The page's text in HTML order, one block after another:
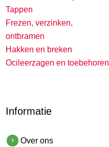
Tappen
Frezen, verzinken,
ontbramen
Hakken en breken
Ocileerzagen en toebehoren
Informatie
Over ons